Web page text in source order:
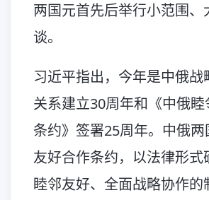
两国元首先后举行小范围、
谈。
习近平指出，今年是中俄战
关系建立30周年和《中俄
条约》签署25周年。中俄
友好合作条约，以法律形式
睦邻友好、全面战略协作的